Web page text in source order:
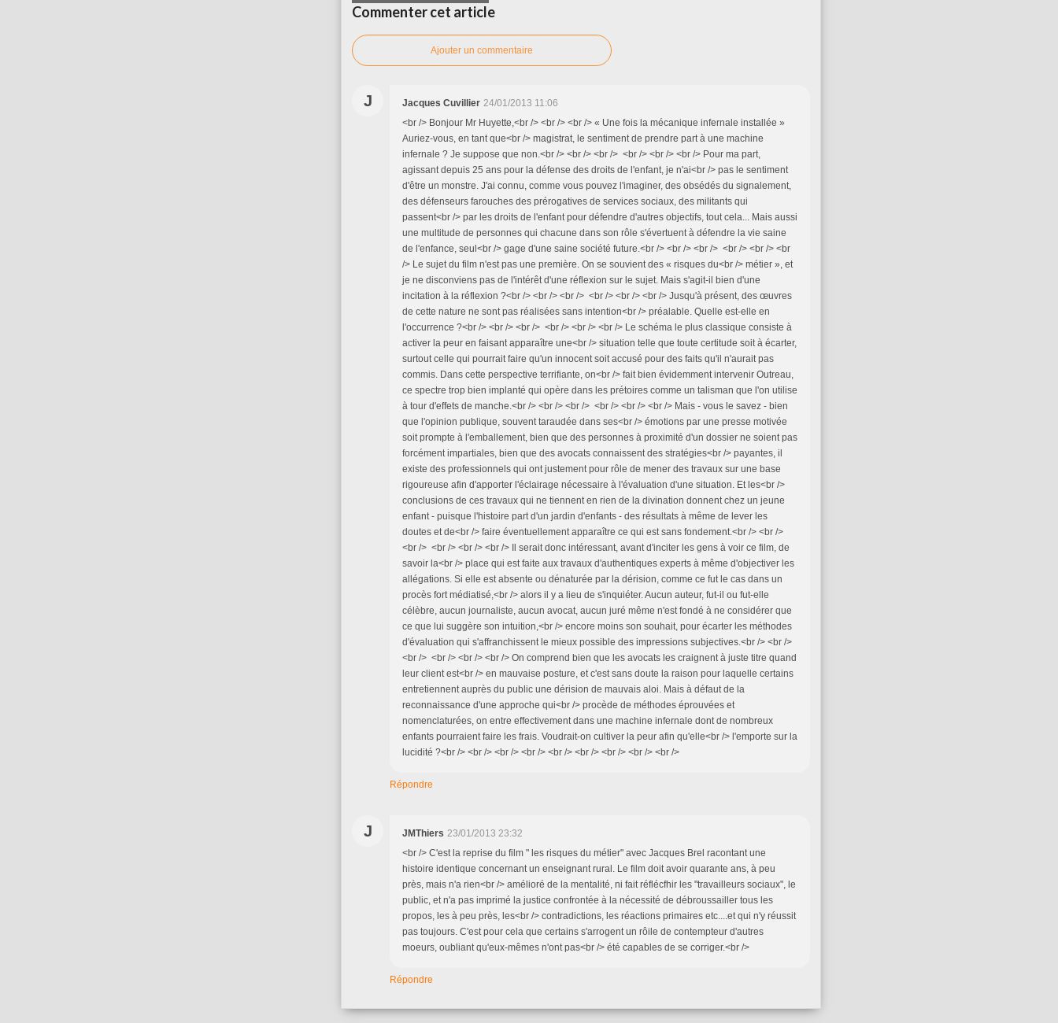
Commenter cet article
Ajouter un commentaire
J Jacques Cuvillier 24/01/2013 11:06
<br /> Bonjour Mr Huyette,<br /> <br /> <br /> « Une fois la mécanique infernale installée »
Auriez-vous, en tant que<br /> magistrat, le sentiment de prendre part à une machine
infernale ? Je suppose que non.<br /> <br /> <br /> <br /> <br /> <br /> Pour ma part,
agissant depuis 25 ans pour la défense des droits de l'enfant, je n'ai<br /> pas le sentiment
d'être un monstre. J'ai connu, comme vous pouvez l'imaginer, des obsédés du signalement,
des défenseurs farouches des prérogatives de services sociaux, des militants qui
passent<br /> par les droits de l'enfant pour défendre d'autres objectifs, tout cela... Mais aussi
une multitude de personnes qui chacune dans son rôle s'évertuent à défendre la vie saine
de l'enfance, seul<br /> gage d'une saine société future.<br /> <br /> <br /> <br /> <br /> <br
/> Le sujet du film n'est pas une première. On se souvient des « risques du<br /> métier », et
je ne disconviens pas de l'intérêt d'une réflexion sur le sujet. Mais s'agit-il bien d'une
incitation à la réflexion ?<br /> <br /> <br /> <br /> <br /> <br /> Jusqu'à présent, des œuvres
de cette nature ne sont pas réalisées sans intention<br /> préalable. Quelle est-elle en
l'occurrence ?<br /> <br /> <br /> <br /> <br /> <br /> Le schéma le plus classique consiste à
activer la peur en faisant apparaître une<br /> situation telle que toute certitude soit à écarter,
surtout celle qui pourrait faire qu'un innocent soit accusé pour des faits qu'il n'aurait pas
commis. Dans cette perspective terrifiante, on<br /> fait bien évidemment intervenir Outreau,
ce spectre trop bien implanté qui opère dans les prétoires comme un talisman que l'on utilise
à tour d'effets de manche.<br /> <br /> <br /> <br /> <br /> <br /> Mais - vous le savez - bien
que l'opinion publique, souvent taraudée dans ses<br /> émotions par une presse motivée
soit prompte à l'emballement, bien que des personnes à proximité d'un dossier ne soient pas
forcément impartiales, bien que des avocats connaissent des stratégies<br /> payantes, il
existe des professionnels qui ont justement pour rôle de mener des travaux sur une base
rigoureuse afin d'apporter l'éclairage nécessaire à l'évaluation d'une situation. Et les<br />
conclusions de ces travaux qui ne tiennent en rien de la divination donnent chez un jeune
enfant - puisque l'histoire part d'un jardin d'enfants - des résultats à même de lever les
doutes et de<br /> faire éventuellement apparaître ce qui est sans fondement.<br /> <br />
<br /> <br /> <br /> <br /> Il serait donc intéressant, avant d'inciter les gens à voir ce film, de
savoir la<br /> place qui est faite aux travaux d'authentiques experts à même d'objectiver les
allégations. Si elle est absente ou dénaturée par la dérision, comme ce fut le cas dans un
procès fort médiatisé,<br /> alors il y a lieu de s'inquiéter. Aucun auteur, fut-il ou fut-elle
célèbre, aucun journaliste, aucun avocat, aucun juré même n'est fondé à ne considérer que
ce que lui suggère son intuition,<br /> encore moins son souhait, pour écarter les méthodes
d'évaluation qui s'affranchissent le mieux possible des impressions subjectives.<br /> <br />
<br /> <br /> <br /> <br /> On comprend bien que les avocats les craignent à juste titre quand
leur client est<br /> en mauvaise posture, et c'est sans doute la raison pour laquelle certains
entretiennent auprès du public une dérision de mauvais aloi. Mais à défaut de la
reconnaissance d'une approche qui<br /> procède de méthodes éprouvées et
nomenclaturées, on entre effectivement dans une machine infernale dont de nombreux
enfants pourraient faire les frais. Voudrait-on cultiver la peur afin qu'elle<br /> l'emporte sur la
lucidité ?<br /> <br /> <br /> <br /> <br /> <br /> <br /> <br /> <br />
Répondre
J JMThiers 23/01/2013 23:32
<br /> C'est la reprise du film " les risques du métier" avec Jacques Brel racontant une
histoire identique concernant un enseignant rural. Le film doit avoir quarante ans, à peu
près, mais n'a rien<br /> amélioré de la mentalité, ni fait réflécfhir les "travailleurs sociaux", le
public, et n'a pas imprimé la justice confrontée à la nécessité de débroussailler tous les
propos, les à peu près, les<br /> contradictions, les réactions primaires etc....et qui n'y réussit
pas toujours. C'est pour cela que certains s'arrogent un rôile de contempteur d'autres
moeurs, oubliant qu'eux-mêmes n'ont pas<br /> été capables de se corriger.<br />
Répondre